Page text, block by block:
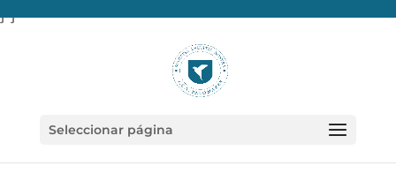
} }
Seleccionar página